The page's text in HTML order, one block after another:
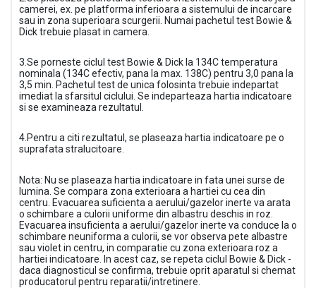
camerei, ex. pe platforma inferioara a sistemului de incarcare
sau in zona superioara scurgerii. Numai pachetul test Bowie &
Dick trebuie plasat in camera.
3.Se porneste ciclul test Bowie & Dick la 134C temperatura
nominala (134C efectiv, pana la max. 138C) pentru 3,0 pana la
3,5 min. Pachetul test de unica folosinta trebuie indepartat
imediat la sfarsitul ciclului. Se indeparteaza hartia indicatoare
si se examineaza rezultatul.
4.Pentru a citi rezultatul, se plaseaza hartia indicatoare pe o
suprafata stralucitoare.
Nota: Nu se plaseaza hartia indicatoare in fata unei surse de
lumina. Se compara zona exterioara a hartiei cu cea din
centru. Evacuarea suficienta a aerului/gazelor inerte va arata
o schimbare a culorii uniforme din albastru deschis in roz.
Evacuarea insuficienta a aerului/gazelor inerte va conduce la o
schimbare neuniforma a culorii, se vor observa pete albastre
sau violet in centru, in comparatie cu zona exterioara roz a
hartiei indicatoare. In acest caz, se repeta ciclul Bowie & Dick -
daca diagnosticul se confirma, trebuie oprit aparatul si chemat
producatorul pentru reparatii/intretinere.